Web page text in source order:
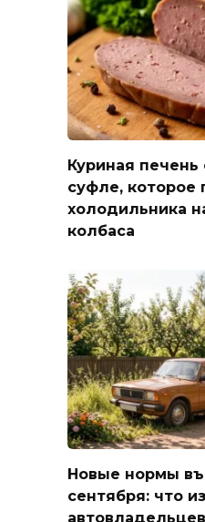
Куриная печень
суфле, которое
холодильника
колбаса
Новые нормы
сентября: что
автовладельцев